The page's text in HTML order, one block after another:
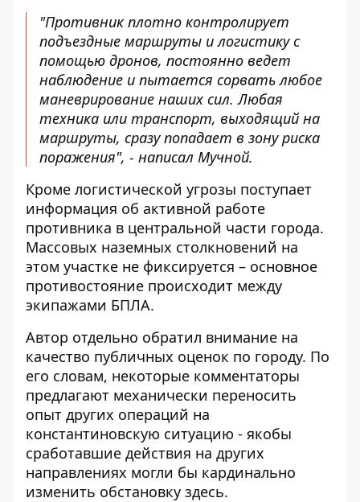
"Противник плотно контролирует
подъездные маршруты и логистику с
помощью дронов, постоянно ведет
наблюдение и пытается сорвать любое
маневрирование наших сил. Любая
техника или транспорт, выходящий на
маршруты, сразу попадает в зону риска
поражения", - написал Мучной.
Кроме логистической угрозы поступает
информация об активной работе
противника в центральной части города.
Массовых наземных столкновений на
этом участке не фиксируется – основное
противостояние происходит между
экипажами БПЛА.
Автор отдельно обратил внимание на
качество публичных оценок по городу. По
его словам, некоторые комментаторы
предлагают механически переносить
опыт других операций на
константиновскую ситуацию - якобы
сработавшие действия на других
направлениях могли бы кардинально
изменить обстановку здесь.